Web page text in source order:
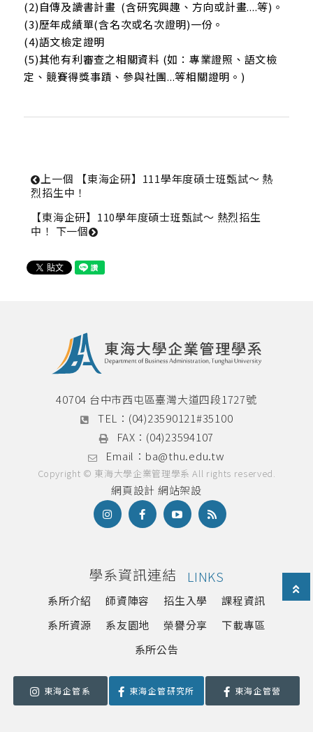
(2)自傳及讀書計畫 (含研究興趣、方向或計畫....等)。
(3)歷年成績單(含名次或名次證明)一份。
(4)語文檢定證明
(5)其他有利審查之相關資料 (如：專業證照、語文檢
定、競賽得獎事蹟、參與社團...等相關證明。)
上一個 【東海企研】111學年度碩士班甄試～ 熱
烈招生中！
【東海企研】110學年度碩士班甄試～ 熱烈招生
中！ 下一個
40704 台中市西屯區臺灣大道四段1727號
TEL： (04)23590121#35100
FAX： (04)23594107
Email： ba@thu.edu.tw
Copyright © 東海大學企業管理學系 All rights reserved.
網頁設計 網站架設
學系資訊連結 LINKS
系所介紹 師資陣容 招生入學
課程資訊
系所資源
系友園地 榮譽分享
下載專區
系所公告
東海企管系 東海企管研究所 東海企管營